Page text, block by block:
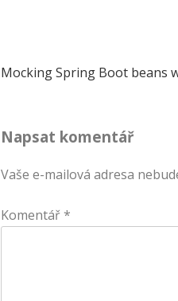
Navigace
příspěvek
Mocking Spring Boot beans
Napsat komentář
Vaše e-mailová adresa
Komentář *